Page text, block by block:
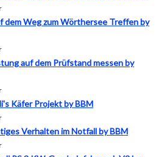
dem Weg zum Wörthersee Treffen by
auf dem Prüfstand messen by
Käfer Projekt by BBM
Verhalten im Notfall by BBM